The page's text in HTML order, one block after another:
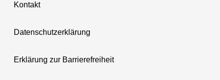
Kontakt
Datenschutzerklärung
Erklärung zur Barrierefreiheit